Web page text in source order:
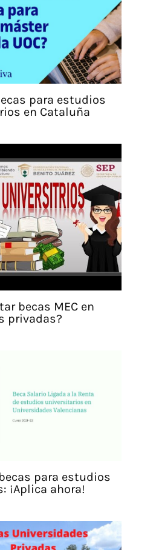
para estudios
en Cataluña
becas MEC en
privadas?
para estudios
¡Aplica ahora!